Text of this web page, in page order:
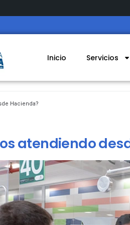
Inicio Servicios
Hacienda?
atendiendo